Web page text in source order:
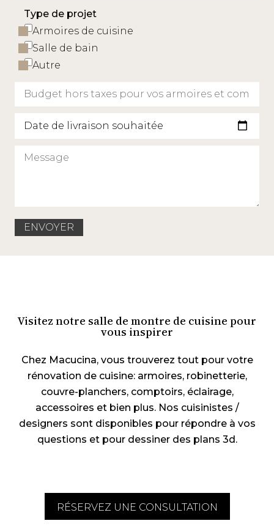
Type de projet
Armoires de cuisine
Salle de bain
Autre
Date de livraison souhaitée
Visitez notre salle de montre de cuisine pour
vous inspirer
Chez Macucina, vous trouverez tout pour votre
rénovation de cuisine: armoires, robinetterie,
couvre-planchers, comptoirs, éclairage,
accessoires et bien plus. Nos cuisinistes /
designers sont disponibles pour répondre à vos
questions et pour dessiner des plans 3d.
RÉSERVEZ UNE CONSULTATION